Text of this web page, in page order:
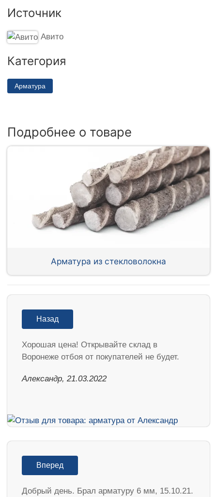
Источник
Авито
Категория
Арматура
Подробнее о товаре
Арматура из стекловолокна
Назад
Хорошая цена! Открывайте склад в
Воронеже отбоя от покупателей не будет.
Александр, 21.03.2022
Вперед
Добрый день. Брал арматуру 6 мм, 15.10.21.